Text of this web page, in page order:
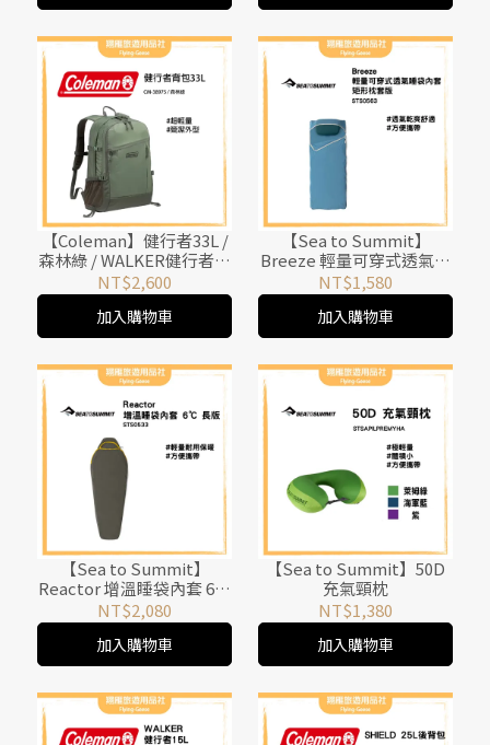
【Coleman】健行者33L /
森林綠 / WALKER健行者背
包系列 / CM-38975
NT$2,600
加入購物車
【Sea to Summit】
Breeze 輕量可穿式透氣睡
袋內套 (矩形枕套版) 冷灰
藍
NT$1,580
加入購物車
【Sea to Summit】
Reactor 增溫睡袋內套 6℃
(長版) 鯨魚灰
NT$2,080
加入購物車
【Sea to Summit】50D
充氣頸枕
NT$1,380
加入購物車